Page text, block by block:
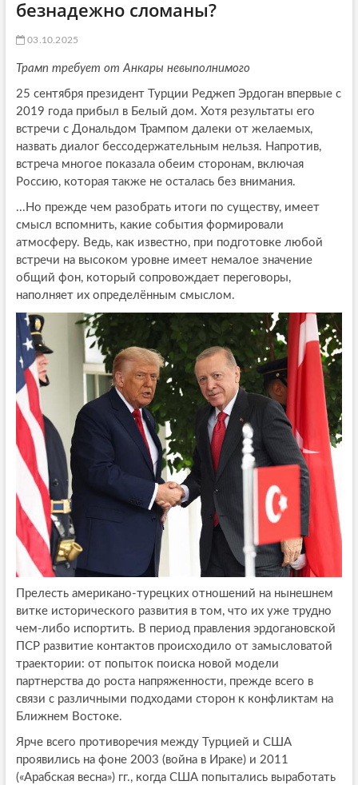
безнадежно сломаны?
03.10.2025
Трамп требует от Анкары невыполнимого
25 сентября президент Турции Реджеп Эрдоган впервые с
2019 года прибыл в Белый дом. Хотя результаты его
встречи с Дональдом Трампом далеки от желаемых,
назвать диалог бессодержательным нельзя. Напротив,
встреча многое показала обеим сторонам, включая
Россию, которая также не осталась без внимания.
...Но прежде чем разобрать итоги по существу, имеет
смысл вспомнить, какие события формировали
атмосферу. Ведь, как известно, при подготовке любой
встречи на высоком уровне имеет немалое значение
общий фон, который сопровождает переговоры,
наполняет их определённым смыслом.
Прелесть американо-турецких отношений на нынешнем
витке исторического развития в том, что их уже трудно
чем-либо испортить. В период правления эрдогановской
ПСР развитие контактов происходило от замысловатой
траектории: от попыток поиска новой модели
партнерства до роста напряженности, прежде всего в
связи с различными подходами сторон к конфликтам на
Ближнем Востоке.
Ярче всего противоречия между Турцией и США
проявились на фоне 2003 (война в Ираке) и 2011
(«Арабская весна») гг., когда США попытались выработать